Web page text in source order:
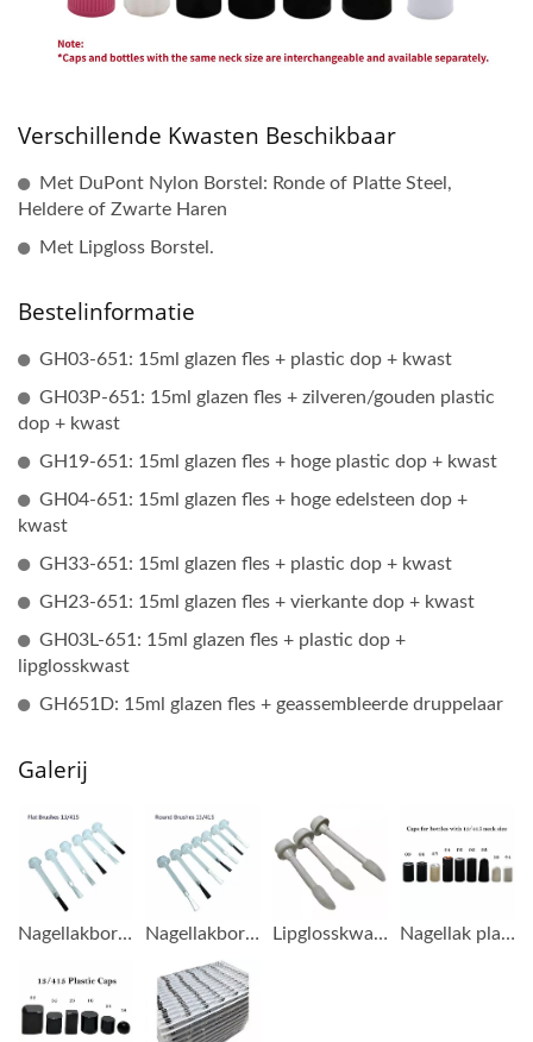
Verschillende Kwasten Beschikbaar
Met DuPont Nylon Borstel: Ronde of Platte Steel,
Heldere of Zwarte Haren
Met Lipgloss Borstel.
Bestelinformatie
GH03-651: 15ml glazen fles + plastic dop + kwast
GH03P-651: 15ml glazen fles + zilveren/gouden plastic
dop + kwast
GH19-651: 15ml glazen fles + hoge plastic dop + kwast
GH04-651: 15ml glazen fles + hoge edelsteen dop +
kwast
GH33-651: 15ml glazen fles + plastic dop + kwast
GH23-651: 15ml glazen fles + vierkante dop + kwast
GH03L-651: 15ml glazen fles + plastic dop +
lipglosskwast
GH651D: 15ml glazen fles + geassembleerde druppelaar
Galerij
Nagellakborstels (platte stokken) voor glazen flessen met 13/415 hals Nagellakborstels (ronde stokken) voor glazen flessen met 13/415 hals Lipglosskwasten voor glazen flessen met 13/415 hals Nagellak plastic doppen voor glazen flessen met 13/415 hals